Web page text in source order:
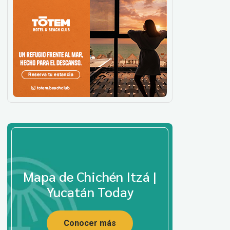
Mapa de Chichén Itzá |
Yucatán Today
Conocer más